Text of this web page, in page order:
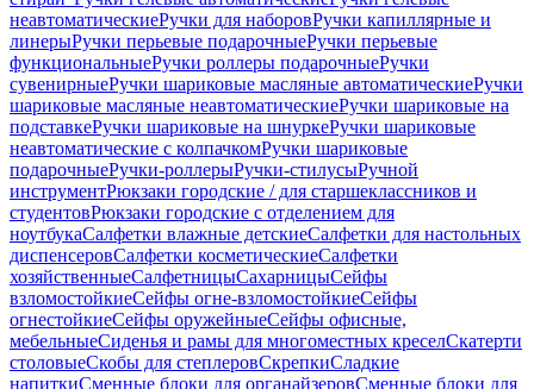
неавтоматическиеРучки для наборовРучки капиллярные и
линерыРучки перьевые подарочныеРучки перьевые
функциональныеРучки роллеры подарочныеРучки
сувенирныеРучки шариковые масляные автоматическиеРучки
шариковые масляные неавтоматическиеРучки шариковые на
подставкеРучки шариковые на шнуркеРучки шариковые
неавтоматические с колпачкомРучки шариковые
подарочныеРучки-роллерыРучки-стилусыРучной
инструментРюкзаки городские / для старшеклассников и
студентовРюкзаки городские с отделением для
ноутбукаСалфетки влажные детскиеСалфетки для настольных
диспенсеровСалфетки косметическиеСалфетки
хозяйственныеСалфетницыСахарницыСейфы
взломостойкиеСейфы огне-взломостойкиеСейфы
огнестойкиеСейфы оружейныеСейфы офисные,
мебельныеСиденья и рамы для многоместных креселСкатерти
столовыеСкобы для степлеровСкрепкиСладкие
напиткиСменные блоки для органайзеровСменные блоки для